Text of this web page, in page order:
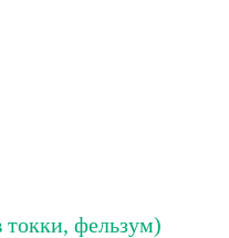
токки, фельзум)